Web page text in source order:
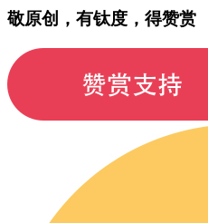
敬原创，有钛度，得赞赏